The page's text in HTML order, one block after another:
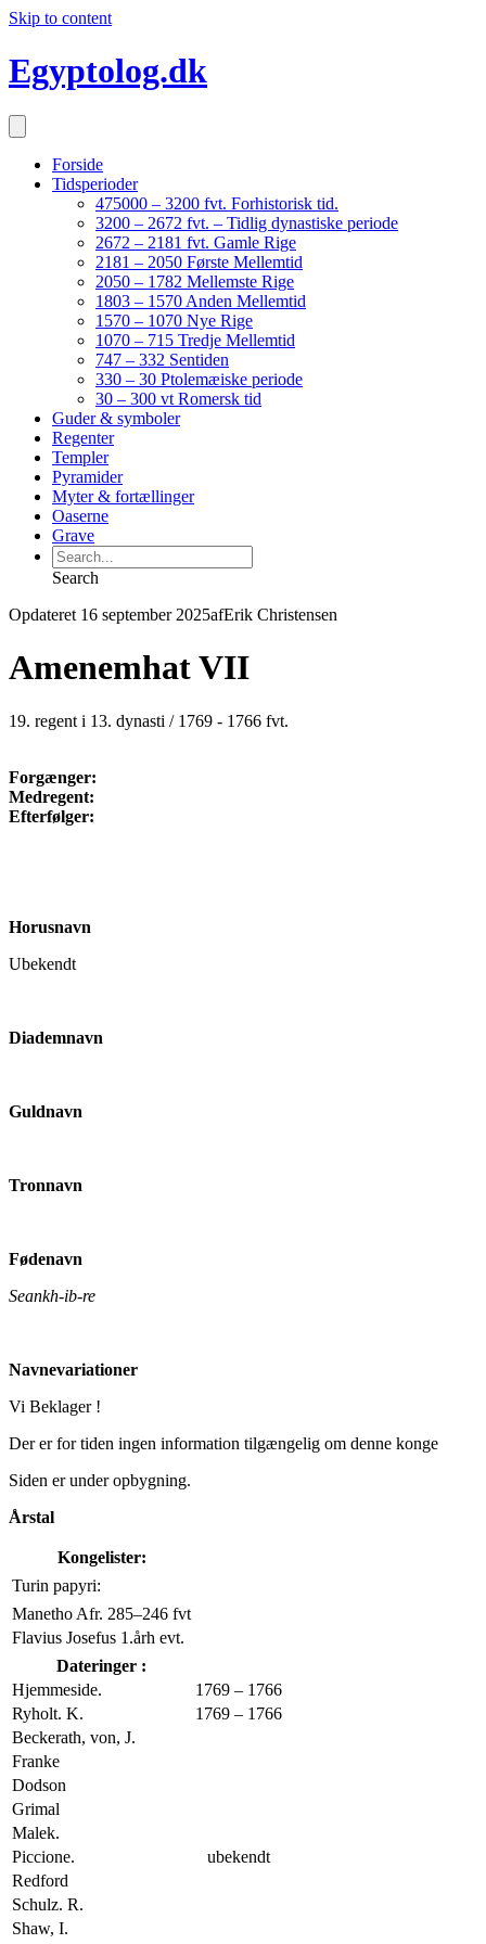
Skip to content
Egyptolog.dk
Forside
Tidsperioder
475000 – 3200 fvt. Forhistorisk tid.
3200 – 2672 fvt. – Tidlig dynastiske periode
2672 – 2181 fvt. Gamle Rige
2181 – 2050 Første Mellemtid
2050 – 1782 Mellemste Rige
1803 – 1570 Anden Mellemtid
1570 – 1070 Nye Rige
1070 – 715 Tredje Mellemtid
747 – 332 Sentiden
330 – 30 Ptolemæiske periode
30 – 300 vt Romersk tid
Guder & symboler
Regenter
Templer
Pyramider
Myter & fortællinger
Oaserne
Grave
Search
Opdateret 16 september 2025afErik Christensen
Amenemhat VII
19. regent i 13. dynasti / 1769 - 1766 fvt.
Forgænger:
Medregent:
Efterfølger:
Horusnavn
Ubekendt
Diademnavn
Guldnavn
Tronnavn
Fødenavn
Seankh-ib-re
Navnevariationer
Vi Beklager !
Der er for tiden ingen information tilgængelig om denne konge
Siden er under opbygning.
Årstal
Kongelister:
Turin papyri:
Manetho Afr. 285–246 fvt
Flavius Josefus 1.årh evt.
Dateringer :
Hjemmeside.
1769 – 1766
Ryholt. K.
1769 – 1766
Beckerath, von, J.
Franke
Dodson
Grimal
Malek.
Piccione.
ubekendt
Redford
Schulz. R.
Shaw, I.